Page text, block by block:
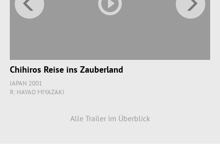
Chihiros Reise ins Zauberland
JAPAN 2001
R: HAYAO MIYAZAKI
Alle Trailer im Überblick